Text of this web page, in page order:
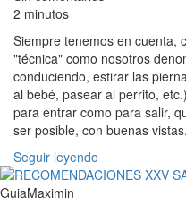
2 minutos
Siempre tenemos en cuenta,
"técnica" como nosotros
conduciendo, estirar las
al bebé, pasear al perrito,
para entrar como para salir,
ser posible, con buenas vistas.
Seguir leyendo
GuiaMaximin